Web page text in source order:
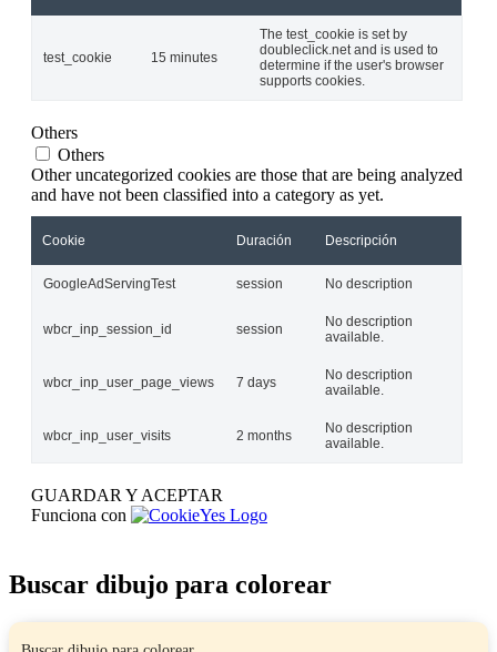
test_cookie 15 minutes
The test_cookie is set by
doubleclick.net and is used to
determine if the user's browser
supports cookies.
Others
Others
Other uncategorized cookies are those that are being analyzed
and have not been classified into a category as yet.
Cookie Duración Descripción
GoogleAdServingTest session No description
wbcr_inp_session_id session
No description
available.
wbcr_inp_user_page_views 7 days
No description
available.
wbcr_inp_user_visits 2 months
No description
available.
GUARDAR Y ACEPTAR
Funciona con
Buscar dibujo para colorear